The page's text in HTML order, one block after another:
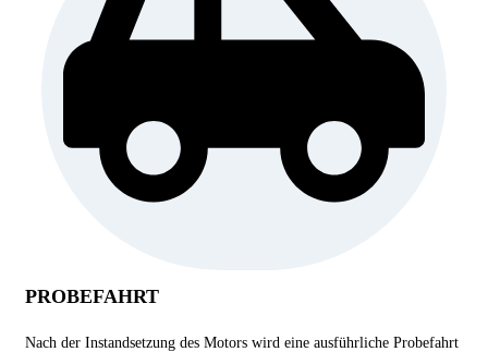
PROBEFAHRT
Nach der Instandsetzung des Motors wird eine ausführliche Probefahrt